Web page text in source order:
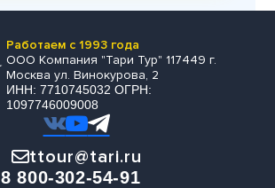
Работаем с 1993 года
ООО Компания "Тари Тур" 117449 г.
Москва ул. Винокурова, 2
ИНН: 7710745032 ОГРН:
1097746009008
ttour@tari.ru
8 800-302-54-91